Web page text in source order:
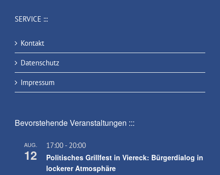
SERVICE :::
Kontakt
Datenschutz
Impressum
Bevorstehende Veranstaltungen :::
AUG.
12
17:00 - 20:00
Politisches Grillfest in Viereck: Bürgerdialog in
lockerer Atmosphäre